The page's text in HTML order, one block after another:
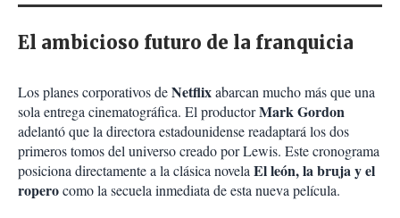
El ambicioso futuro de la franquicia
Los planes corporativos deNetflixabarcan mucho más que una
sola entrega cinematográfica. El productorMark Gordon
adelantó que la directora estadounidense readaptará los dos
primeros tomos del universo creado por Lewis. Este cronograma
posiciona directamente a la clásica novelaEl león, la bruja y el
roperocomo la secuela inmediata de esta nueva película.